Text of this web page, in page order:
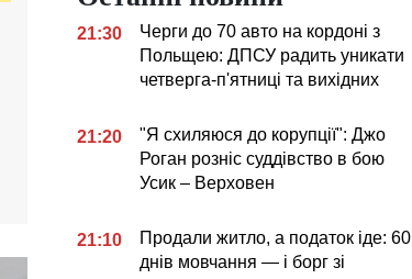
21:30
Черги до 70 авто на кордоні з
Польщею: ДПСУ радить уникати
четверга-п'ятниці та вихідних
21:20
"Я схиляюся до корупції": Джо
Роган розніс суддівство в бою
Усик – Верховен
21:10
Продали житло, а податок іде: 60
днів мовчання — і борг зі